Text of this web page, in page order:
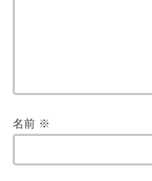
名前 ※